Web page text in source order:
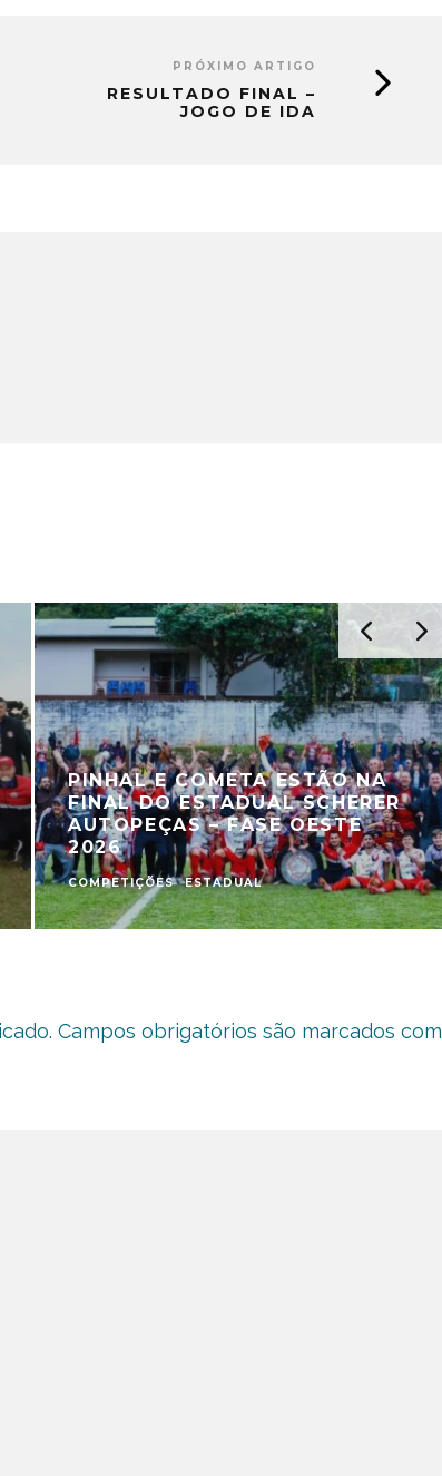
PRÓXIMO ARTIGO
RESULTADO FINAL –
JOGO DE IDA
PINHAL E COMETA ESTÃO NA
FINAL DO ESTADUAL SCHERER
AUTOPEÇAS – FASE OESTE
2026
COMPETIÇÕES ESTADUAL
Campos obrigatórios são marcados com